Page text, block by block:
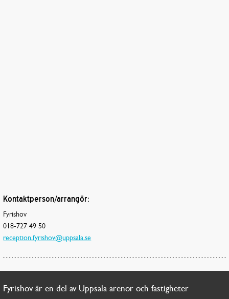
Kontaktperson/arrangör:
Fyrishov
018-727 49 50
reception.fyrishov@uppsala.se
Fyrishov är en del av Uppsala arenor och fastigheter